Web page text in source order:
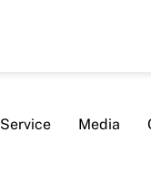
Service Media